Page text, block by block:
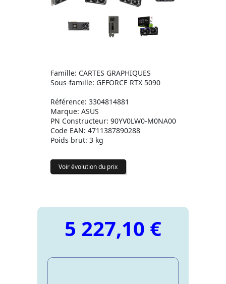
Famille: CARTES GRAPHIQUES
Sous-famille: GEFORCE RTX 5090
Référence: 3304814881
Marque: ASUS
PN Constructeur: 90YV0LW0-M0NA00
Code EAN: 4711387890288
Poids brut: 3 kg
Voir évolution du prix
5 227,10 €